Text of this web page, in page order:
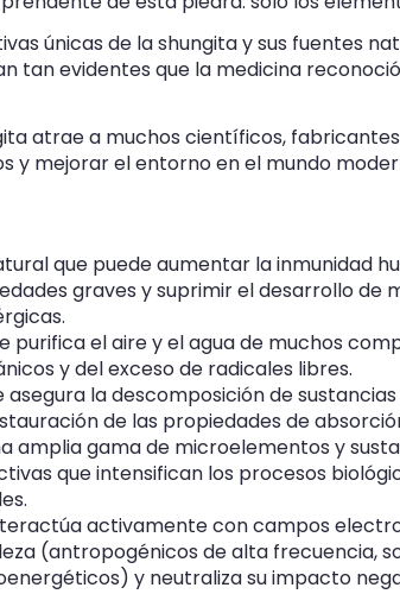
únicas de la shungita y sus fuentes
tan evidentes que la medicina
atrae a muchos científicos,
y mejorar el entorno en el mundo
que puede aumentar la inmunidad
graves y suprimir el desarrollo de
purifica el aire y el agua de muchos
y del exceso de radicales libres.
asegura la descomposición de
de las propiedades de
amplia gama de microelementos y
que intensifican los procesos
activamente con campos
(antropogénicos de alta frecuencia,
y neutraliza su impacto